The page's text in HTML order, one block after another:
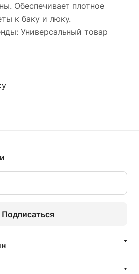
Обеспечивает плотное
к баку и люку.
Универсальный товар
Подписаться